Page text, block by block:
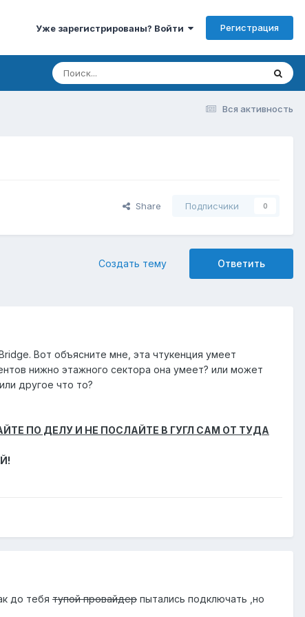
Уже зарегистрированы? Войти Регистрация
Вся активность
Share Подписчики 0
Ответить
Создать тему
Вот объясните мне, эта чтукенция умеет
нижно этажного сектора она умеет? или может
другое что то?
ПО ДЕЛУ И НЕ ПОСЛАЙТЕ В ГУГЛ САМ ОТ ТУДА
до тебя тупой провайдер пытались подключать ,но